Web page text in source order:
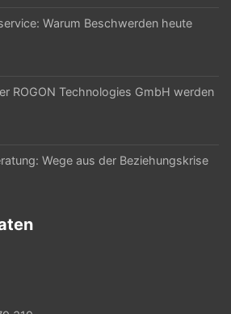
Warum Beschwerden heute
ROGON Technologies GmbH werden
Wege aus der Beziehungskrise